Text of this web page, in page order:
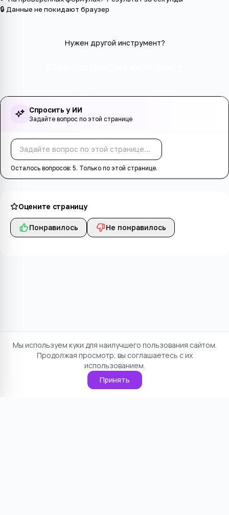
🔒 Данные не покидают браузер
Нужен другой инструмент?
Спросить у ИИ
Задайте вопрос по этой странице
Осталось вопросов: 5. Только по этой странице.
Оцените страницу
Понравилось Не понравилось
Мы используем куки для наилучшего пользования сайтом.
Продолжая просмотр, вы соглашаетесь с их
использованием.
Принять